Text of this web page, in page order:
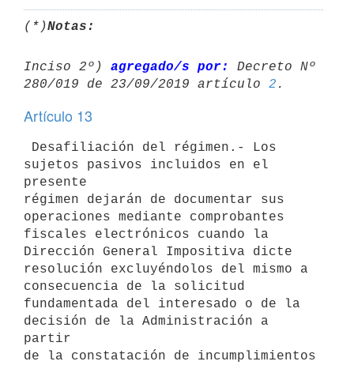
(*)Notas:
Inciso 2º) agregado/s por:
Decreto Nº
280/019 de 23/09/2019 artículo 2
Artículo 13
sujetos pasivos incluidos en el
presente
régimen dejarán de documentar sus
operaciones mediante comprobantes
fiscales electrónicos cuando la
Dirección General Impositiva dicte
resolución excluyéndolos del mismo a
consecuencia de la solicitud
fundamentada del interesado o de la
decisión de la Administración a
partir
de la constatación de incumplimientos